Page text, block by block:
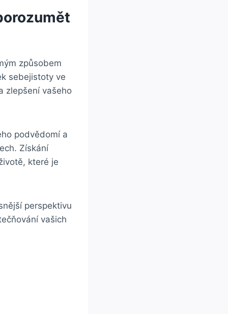
způsobem
sebejistoty ve
zlepšení vašeho
podvědomí a
Získání
které je
perspektivu
vašich